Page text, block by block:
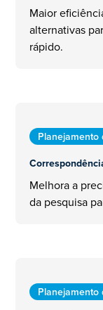
Maior
alternativas
rápido.
Planejamento
Melhora a
da pesquisa
Planejamento